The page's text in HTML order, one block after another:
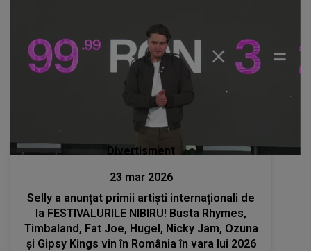
Divertisment
23 mar 2026
Selly a anunțat primii artiști internaționali de
la FESTIVALURILE NIBIRU! Busta Rhymes,
Timbaland, Fat Joe, Hugel, Nicky Jam, Ozuna
și Gipsy Kings vin în România în vara lui 2026